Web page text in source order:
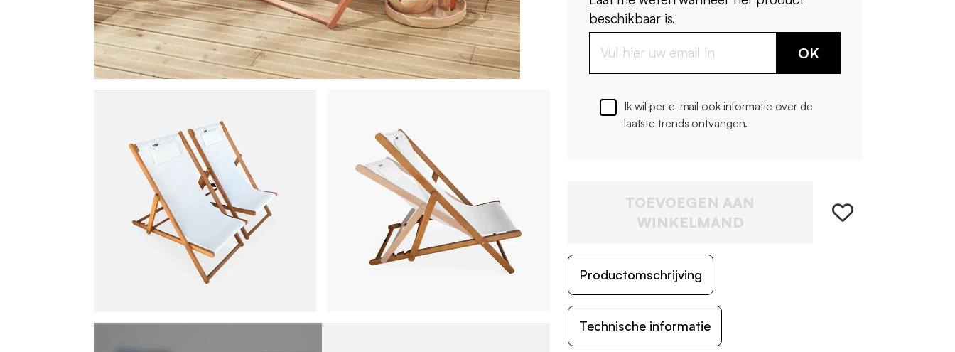
beschikbaar is.
OK
Ik wil per e-mail ook informatie over de
laatste trends ontvangen.
TOEVOEGEN AAN
WINKELMAND
Productomschrijving
Technische informatie